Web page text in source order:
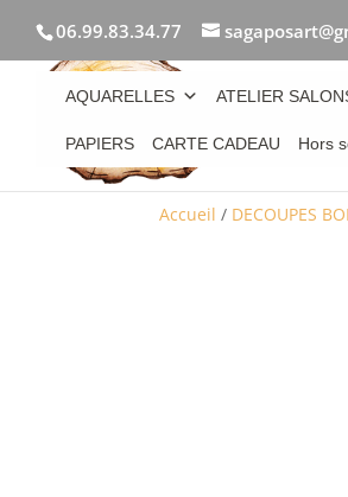
06.99.83.34.77
AQUARELLES ATELIER
PAPIERS CARTE CADEAU Hors
Accueil / DECOUPES